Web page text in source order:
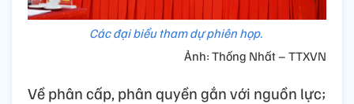
Các đại biểu tham dự phiên họp.
Ảnh: Thống Nhất – TTXVN
Về phân cấp, phân quyền gắn với nguồn lực;